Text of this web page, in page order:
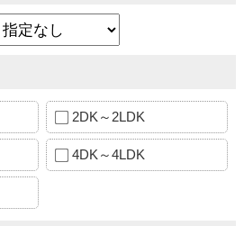
2DK～2LDK
4DK～4LDK